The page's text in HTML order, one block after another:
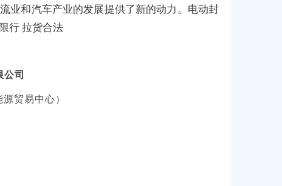
业和汽车产业的发展提供了新的动力。电动封
行 拉货合法
公司
贸易中心）